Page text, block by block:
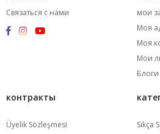
Связаться с нами
мои
Моя
Моя
Мои
Блоги
контракты
Üyelik Sözleşmesi
Sıkça